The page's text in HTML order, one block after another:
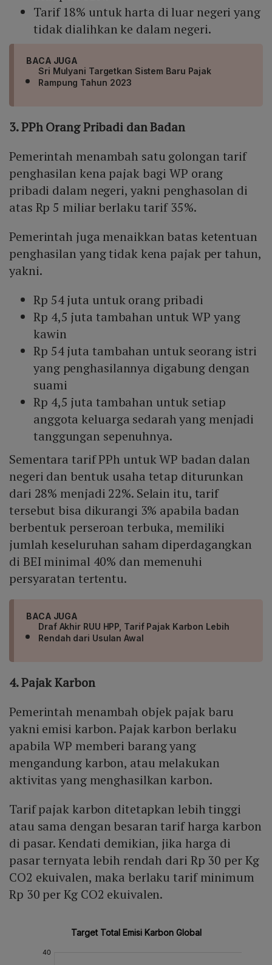
Tarif 18% untuk harta di luar negeri yang
tidak dialihkan ke dalam negeri.
BACA JUGA
Sri Mulyani Targetkan Sistem Baru Pajak
Rampung Tahun 2023
3. PPh Orang Pribadi dan Badan
Pemerintah menambah satu golongan tarif
penghasilan kena pajak bagi WP orang
pribadi dalam negeri, yakni penghasolan di
atas Rp 5 miliar berlaku tarif 35%.
Pemerintah juga menaikkan batas ketentuan
penghasilan yang tidak kena pajak per tahun,
yakni.
Rp 54 juta untuk orang pribadi
Rp 4,5 juta tambahan untuk WP yang
kawin
Rp 54 juta tambahan untuk seorang istri
yang penghasilannya digabung dengan
suami
Rp 4,5 juta tambahan untuk setiap
anggota keluarga sedarah yang menjadi
tanggungan sepenuhnya.
Sementara tarif PPh untuk WP badan dalan
negeri dan bentuk usaha tetap diturunkan
dari 28% menjadi 22%. Selain itu, tarif
tersebut bisa dikurangi 3% apabila badan
berbentuk perseroan terbuka, memiliki
jumlah keseluruhan saham diperdagangkan
di BEI minimal 40% dan memenuhi
persyaratan tertentu.
BACA JUGA
Draf Akhir RUU HPP, Tarif Pajak Karbon Lebih
Rendah dari Usulan Awal
4. Pajak Karbon
Pemerintah menambah objek pajak baru
yakni emisi karbon. Pajak karbon berlaku
apabila WP memberi barang yang
mengandung karbon, atau melakukan
aktivitas yang menghasilkan karbon.
Tarif pajak karbon ditetapkan lebih tinggi
atau sama dengan besaran tarif harga karbon
di pasar. Kendati demikian, jika harga di
pasar ternyata lebih rendah dari Rp 30 per Kg
CO2 ekuivalen, maka berlaku tarif minimum
Rp 30 per Kg CO2 ekuivalen.